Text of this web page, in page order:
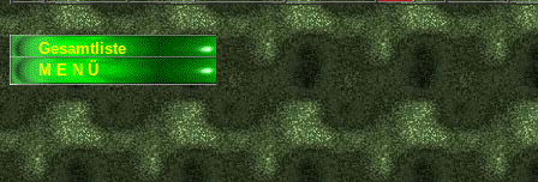
Gesamtliste
M E N Ü